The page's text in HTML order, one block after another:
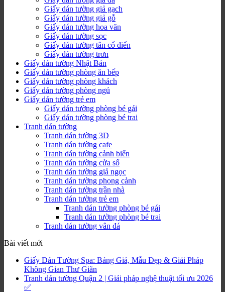
Giấy dán tường giả gạch
Giấy dán tường giả gỗ
Giấy dán tường hoa văn
Giấy dán tường sọc
Giấy dán tường tân cổ điển
Giấy dán tường trơn
Giấy dán tường Nhật Bản
Giấy dán tường phòng ăn bếp
Giấy dán tường phòng khách
Giấy dán tường phòng ngủ
Giấy dán tường trẻ em
Giấy dán tường phòng bé gái
Giấy dán tường phòng bé trai
Tranh dán tường
Tranh dán tường 3D
Tranh dán tường cafe
Tranh dán tường cảnh biển
Tranh dán tường cửa sổ
Tranh dán tường giả ngọc
Tranh dán tường phong cảnh
Tranh dán tường trần nhà
Tranh dán tường trẻ em
Tranh dán tường phòng bé gái
Tranh dán tường phòng bé trai
Tranh dán tường vân đá
Bài viết mới
Giấy Dán Tường Spa: Bảng Giá, Mẫu Đẹp & Giải Pháp
Không Gian Thư Giãn
Tranh dán tường Quận 2 | Giải pháp nghệ thuật tối ưu 2026
✅